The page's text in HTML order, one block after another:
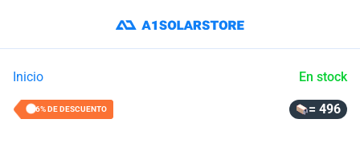
Inicio En stock
16% DE DESCUENTO = 496